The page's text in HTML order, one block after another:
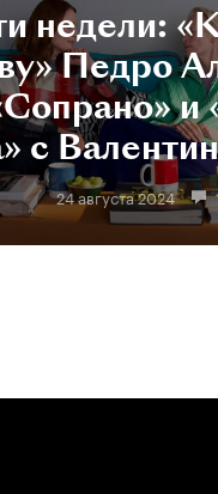
недели:
Педро
и
с
24 августа 2024